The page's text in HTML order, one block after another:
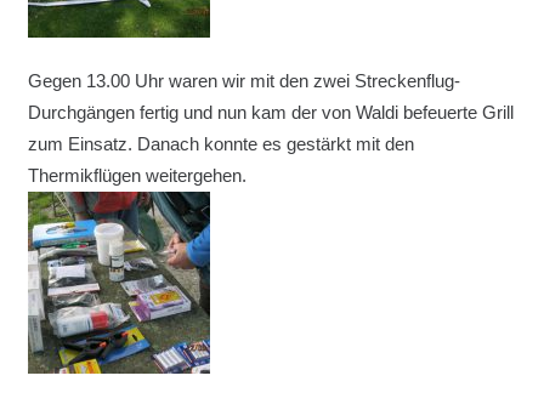
Gegen 13.00 Uhr waren wir mit den zwei Streckenflug-
Durchgängen fertig und nun kam der von Waldi befeuerte Grill
zum Einsatz. Danach konnte es gestärkt mit den
Thermikflügen weitergehen.